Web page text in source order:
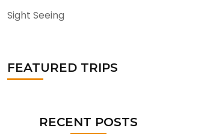
Sight Seeing
FEATURED TRIPS
RECENT POSTS